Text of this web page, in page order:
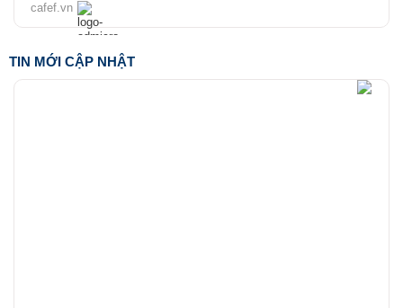
cafef.vn
TIN MỚI CẬP NHẬT